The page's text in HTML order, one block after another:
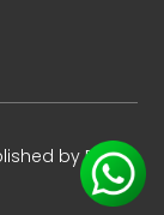
byEnika